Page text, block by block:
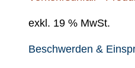
exkl. 19 % MwSt.
Beschwerden &